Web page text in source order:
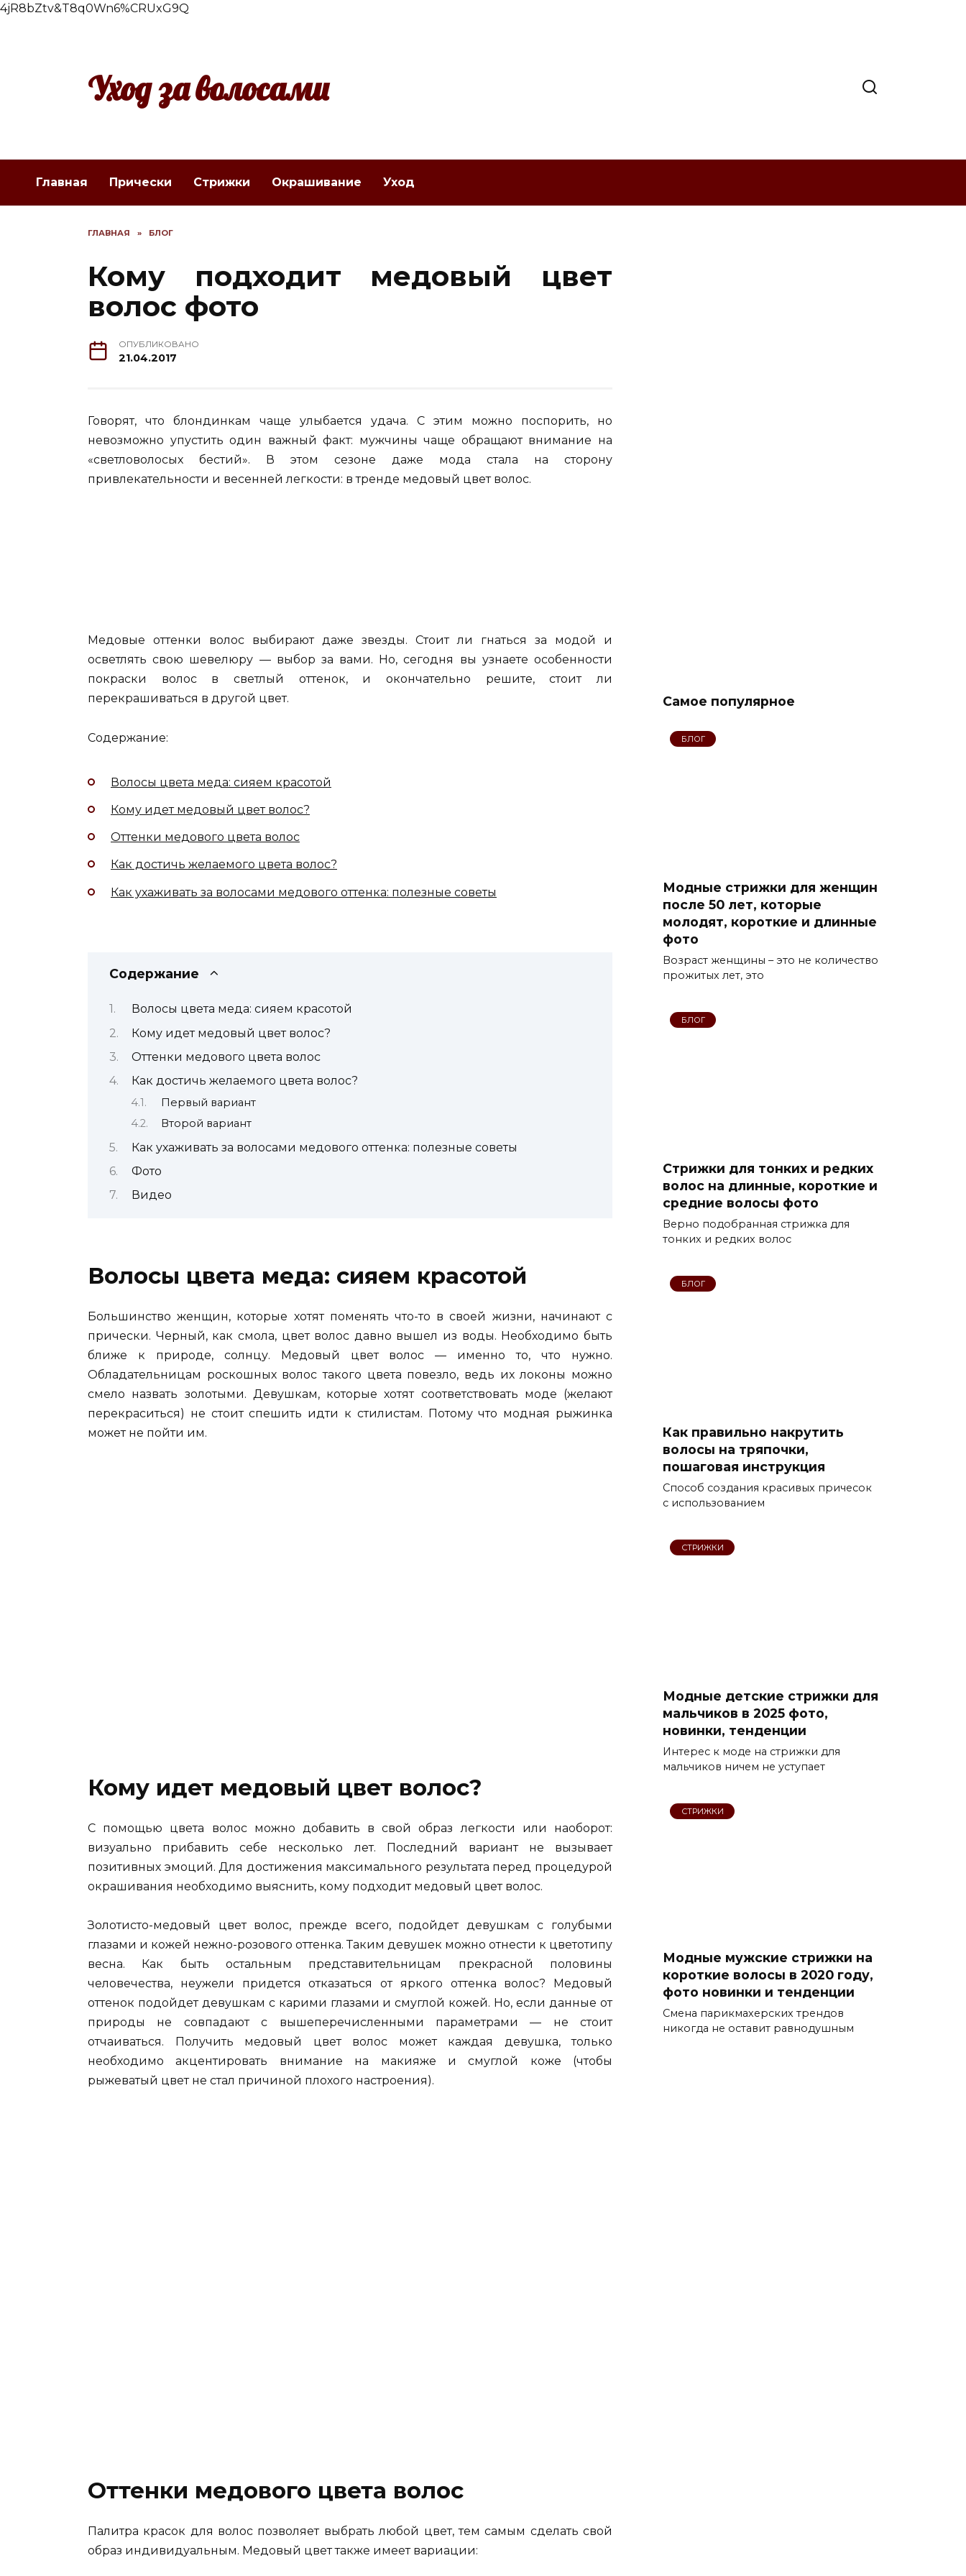
4jR8bZtv&T8q0Wn6%CRUxG9Q
Уход за волосами
Главная Прически Стрижки Окрашивание Уход
ГЛАВНАЯ » БЛОГ
Кому подходит медовый цвет
волос фото
ОПУБЛИКОВАНО
21.04.2017
Говорят, что блондинкам чаще улыбается удача. С этим можно поспорить, но
невозможно упустить один важный факт: мужчины чаще обращают внимание на
«светловолосых бестий». В этом сезоне даже мода стала на сторону
привлекательности и весенней легкости: в тренде медовый цвет волос.
Медовые оттенки волос выбирают даже звезды. Стоит ли гнаться за модой и
осветлять свою шевелюру — выбор за вами. Но, сегодня вы узнаете особенности
покраски волос в светлый оттенок, и окончательно решите, стоит ли
перекрашиваться в другой цвет.
Содержание:
Волосы цвета меда: сияем красотой
Кому идет медовый цвет волос?
Оттенки медового цвета волос
Как достичь желаемого цвета волос?
Как ухаживать за волосами медового оттенка: полезные советы
Содержание
Волосы цвета меда: сияем красотой
Кому идет медовый цвет волос?
Оттенки медового цвета волос
Как достичь желаемого цвета волос?
Первый вариант
Второй вариант
Как ухаживать за волосами медового оттенка: полезные советы
Фото
Видео
Волосы цвета меда: сияем красотой
Большинство женщин, которые хотят поменять что-то в своей жизни, начинают с
прически. Черный, как смола, цвет волос давно вышел из воды. Необходимо быть
ближе к природе, солнцу. Медовый цвет волос — именно то, что нужно.
Обладательницам роскошных волос такого цвета повезло, ведь их локоны можно
смело назвать золотыми. Девушкам, которые хотят соответствовать моде (желают
перекраситься) не стоит спешить идти к стилистам. Потому что модная рыжинка
может не пойти им.
Кому идет медовый цвет волос?
С помощью цвета волос можно добавить в свой образ легкости или наоборот:
визуально прибавить себе несколько лет. Последний вариант не вызывает
позитивных эмоций. Для достижения максимального результата перед процедурой
окрашивания необходимо выяснить, кому подходит медовый цвет волос.
Золотисто-медовый цвет волос, прежде всего, подойдет девушкам с голубыми
глазами и кожей нежно-розового оттенка. Таким девушек можно отнести к цветотипу
весна. Как быть остальным представительницам прекрасной половины
человечества, неужели придется отказаться от яркого оттенка волос? Медовый
оттенок подойдет девушкам с карими глазами и смуглой кожей. Но, если данные от
природы не совпадают с вышеперечисленными параметрами — не стоит
отчаиваться. Получить медовый цвет волос может каждая девушка, только
необходимо акцентировать внимание на макияже и смуглой коже (чтобы
рыжеватый цвет не стал причиной плохого настроения).
Оттенки медового цвета волос
Палитра красок для волос позволяет выбрать любой цвет, тем самым сделать свой
образ индивидуальным. Медовый цвет также имеет вариации:
Cамое популярное
БЛОГ
Модные стрижки для женщин
после 50 лет, которые
молодят, короткие и длинные
фото
Возраст женщины – это не количество
прожитых лет, это
БЛОГ
Стрижки для тонких и редких
волос на длинные, короткие и
средние волосы фото
Верно подобранная стрижка для
тонких и редких волос
БЛОГ
Как правильно накрутить
волосы на тряпочки,
пошаговая инструкция
Способ создания красивых причесок
с использованием
СТРИЖКИ
Модные детские стрижки для
мальчиков в 2025 фото,
новинки, тенденции
Интерес к моде на стрижки для
мальчиков ничем не уступает
СТРИЖКИ
Модные мужские стрижки на
короткие волосы в 2020 году,
фото новинки и тенденции
Смена парикмахерских трендов
никогда не оставит равнодушным